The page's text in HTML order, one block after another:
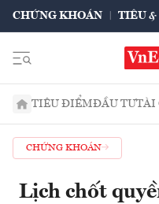
CHỨNG KHOÁN TIÊU &
TIÊU ĐIỂMĐẦU TƯTÀI
CHỨNG KHOÁN
Lịch chốt